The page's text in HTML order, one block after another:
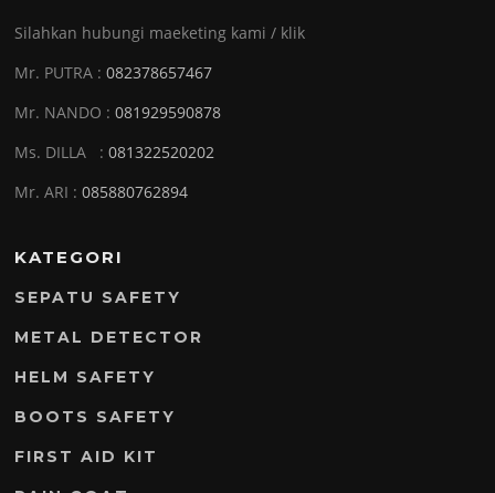
Silahkan hubungi maeketing kami / klik
Mr. PUTRA :082378657467
Mr. NANDO :081929590878
Ms. DILLA :081322520202
Mr. ARI :085880762894
KATEGORI
SEPATU SAFETY
METAL DETECTOR
HELM SAFETY
BOOTS SAFETY
FIRST AID KIT